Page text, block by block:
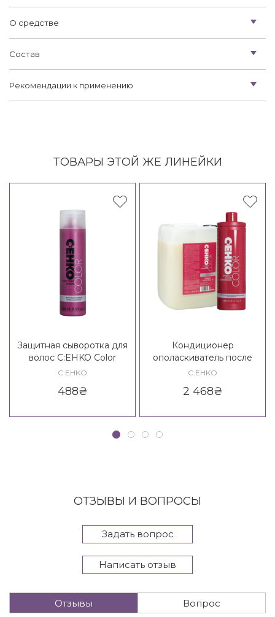
О средстве
Состав
Рекомендации к применению
ТОВАРЫ ЭТОЙ ЖЕ ЛИНЕЙКИ
Защитная сыворотка для
волос C:EHKO Color
Structure Serum
C:EHKO
488₴
Кондиционер
ополаскиватель после
химических процедур
Conditioner
C:EHKO
2 468₴
ОТЗЫВЫ И ВОПРОСЫ
Задать вопрос
Написать отзыв
Отзывы Вопрос